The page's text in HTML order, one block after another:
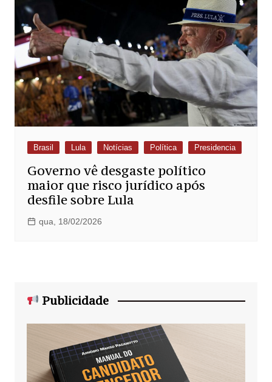
Brasil Lula Notícias Política Presidencia
Governo vê desgaste político
maior que risco jurídico após
desfile sobre Lula
qua, 18/02/2026
Publicidade